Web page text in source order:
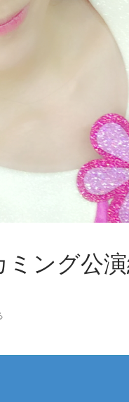
ミング公